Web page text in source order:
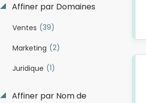
Affiner par Domaines
Ventes (39)
Marketing (2)
Juridique (1)
Affiner par Nom de